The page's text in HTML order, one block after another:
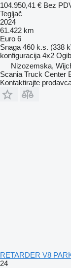
104.950,41 € Bez
Tegljač
2024
61.422 km
Euro 6
Snaga 460 k.s. (338
konfiguracija 4x2
Nizozemska,
Scania Truck Center
Kontaktirajte
RETARDER V8
24